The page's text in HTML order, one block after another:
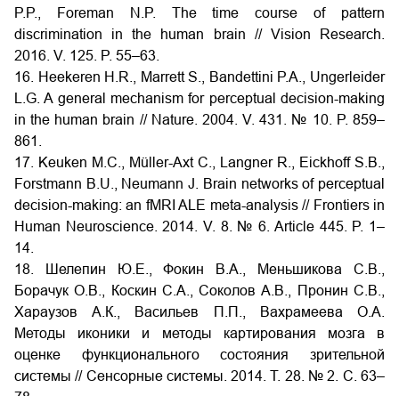
P.P., Foreman N.P. The time course of pattern
discrimination in the human brain // Vision Research.
2016. V. 125. P. 55–63.
16. Heekeren H.R., Marrett S., Bandettini P.A., Ungerleider
L.G. A general mechanism for perceptual decision-making
in the human brain // Nature. 2004. V. 431. № 10. P. 859–
861.
17. Keuken M.C., Müller-Axt C., Langner R., Eickhoff S.B.,
Forstmann B.U., Neumann J. Brain networks of perceptual
decision-making: an fMRI ALE meta-analysis // Frontiers in
Human Neuroscience. 2014. V. 8. № 6. Article 445. P. 1–
14.
18. Шелепин Ю.Е., Фокин В.А., Меньшикова С.В.,
Борачук О.В., Коскин С.А., Соколов А.В., Пронин С.В.,
Хараузов А.К., Васильев П.П., Вахрамеева О.А.
Методы иконики и методы картирования мозга в
оценке функционального состояния зрительной
системы // Сенсорные системы. 2014. Т. 28. № 2. С. 63–